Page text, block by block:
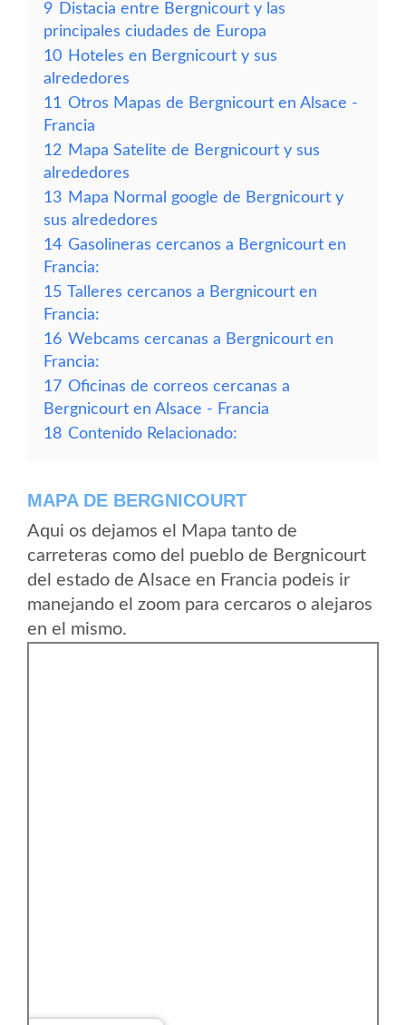
9 Distacia entre Bergnicourt y las
principales ciudades de Europa
10 Hoteles en Bergnicourt y sus
alrededores
11 Otros Mapas de Bergnicourt en Alsace -
Francia
12 Mapa Satelite de Bergnicourt y sus
alrededores
13 Mapa Normal google de Bergnicourt y
sus alrededores
14 Gasolineras cercanos a Bergnicourt en
Francia:
15 Talleres cercanos a Bergnicourt en
Francia:
16 Webcams cercanas a Bergnicourt en
Francia:
17 Oficinas de correos cercanas a
Bergnicourt en Alsace - Francia
18 Contenido Relacionado:
MAPA DE BERGNICOURT
Aqui os dejamos el Mapa tanto de
carreteras como del pueblo de Bergnicourt
del estado de Alsace en Francia podeis ir
manejando el zoom para cercaros o alejaros
en el mismo.